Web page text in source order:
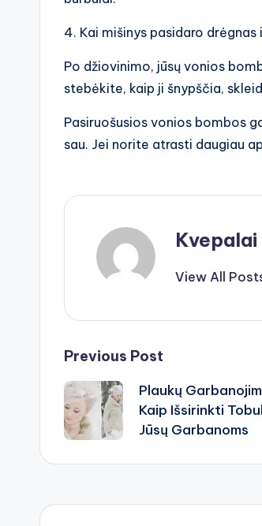
4. Kai mišinys pasidaro
Po džiovinimo, jūsų vonios
stebėkite, kaip ji šnypščia,
Pasiruošusios vonios bombos
sau. Jei norite atrasti daugiau
Kvepalai
View All
Post
navigation
Previous Post
Plaukų
Kaip Išsirinkti
Jūsų Garbanoms